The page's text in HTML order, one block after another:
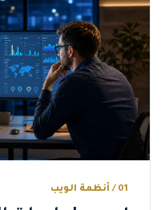
01 / أنظمة الويب